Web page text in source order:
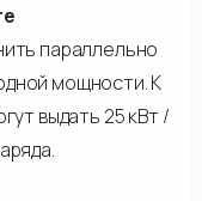
параллельно
мощности. К
выдать 25 кВт /